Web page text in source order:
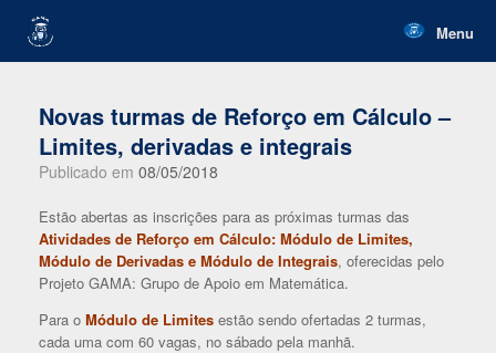
content
Menu
Novas turmas de Reforço em Cálculo –
Limites, derivadas e integrais
Publicado em 08/05/2018
Estão abertas as inscrições para as próximas turmas das
Atividades de Reforço em Cálculo: Módulo de Limites,
Módulo de Derivadas e Módulo de Integrais, oferecidas pelo
Projeto GAMA: Grupo de Apoio em Matemática.
Para o Módulo de Limites estão sendo ofertadas 2 turmas,
cada uma com 60 vagas, no sábado pela manhã.